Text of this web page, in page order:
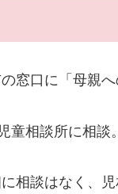
窓口に「母親へ
相談所に相談。
相談はなく、児